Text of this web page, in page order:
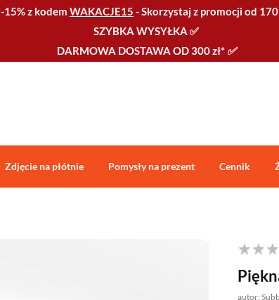
-15% z kodem WAKACJE15 -Skorzystaj z promocji od 170
SZYBKA WYSYŁKA ✅
DARMOWA DOSTAWA OD 300 zł* ✅
Zdjęcie na płótnie Pomysły na prezent Cennik
autor: